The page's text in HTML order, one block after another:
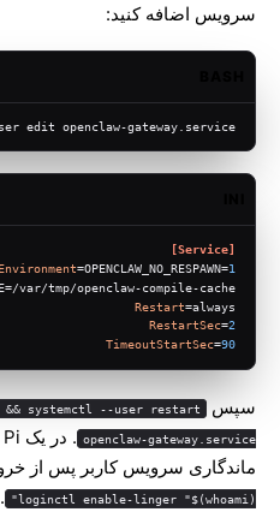
سرویس اضافه کنید:
edit openclaw-gateway.service
[Service]
Environment=OPENCLAW_NO_RESPAWN=1
var/tmp/openclaw-compile-cache
Restart=always
RestartSec=2
TimeoutStartSec=90
سپس && systemctl --user restart
openclaw-gateway.service
ماندگاری سرویس کاربر پس از
loginctl enable-linger "$(whoami)"
.